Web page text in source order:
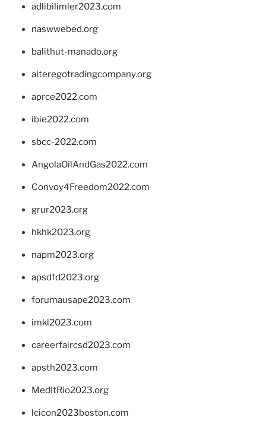
adlibilimler2023.com
naswwebed.org
balithut-manado.org
alteregotradingcompany.org
aprce2022.com
ibie2022.com
sbcc-2022.com
AngolaOilAndGas2022.com
Convoy4Freedom2022.com
grur2023.org
hkhk2023.org
napm2023.org
apsdfd2023.org
forumausape2023.com
imkl2023.com
careerfaircsd2023.com
apsth2023.com
MedItRio2023.org
lcicon2023boston.com